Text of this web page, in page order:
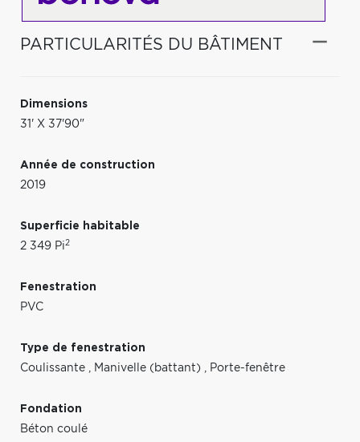
PARTICULARITÉS DU BÂTIMENT
Dimensions
31' X 37'90"
Année de construction
2019
Superficie habitable
2 349 Pi2
Fenestration
PVC
Type de fenestration
Coulissante , Manivelle (battant) , Porte-fenêtre
Fondation
Béton coulé